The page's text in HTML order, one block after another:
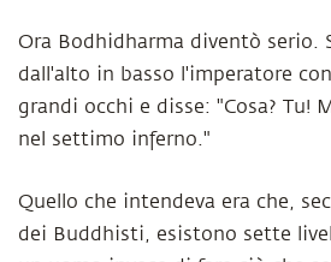
Ora Bodhidharma diventò serio.
dall'alto in basso l'imperatore
grandi occhi e disse: "Cosa? Tu!
nel settimo inferno."
Quello che intendeva era che,
dei Buddhisti, esistono sette